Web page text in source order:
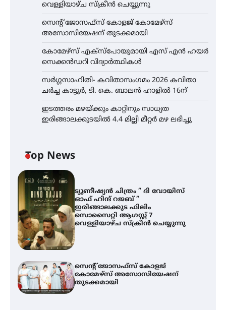
വെള്ളിയാഴ്ച സ്‌ക്രീൻ ചെയ്യുന്നു
സെന്റ് ജോസഫ്സ് കോളജ് കോമേഴ്‌സ്
അസോസിയേഷന് തുടക്കമായി
കോമേഴ്സ് എക്സ്പോയുമായി എസ് എൻ ഹയർ
സെക്കൻഡറി വിദ്യാർത്ഥികൾ
സർഗ്ഗസാഹിതി- കവിതാസംഗമം 2026 കവിതാ
ചർച്ച കാട്ടൂർ, ടി. കെ. ബാലൻ ഹാളിൽ 16ന്
ഇടത്തരം മഴയ്ക്കും കാറ്റിനും സാധ്യത
ഇരിങ്ങാലക്കുടയിൽ 4.4 മില്ലി മീറ്റർ മഴ ലഭിച്ചു
Top News
ട്യുണീഷ്യൻ ചിത്രം ” ദി വോയിസ്
ഓഫ് ഹിന്ദ് റജബ് ”
ഇരിങ്ങാലക്കുട ഫിലിം
സൊസൈറ്റി ആഗസ്റ്റ് 7
വെള്ളിയാഴ്ച സ്‌ക്രീൻ ചെയ്യുന്നു
സെന്റ് ജോസഫ്സ് കോളജ്
കോമേഴ്‌സ് അസോസിയേഷന്
തുടക്കമായി